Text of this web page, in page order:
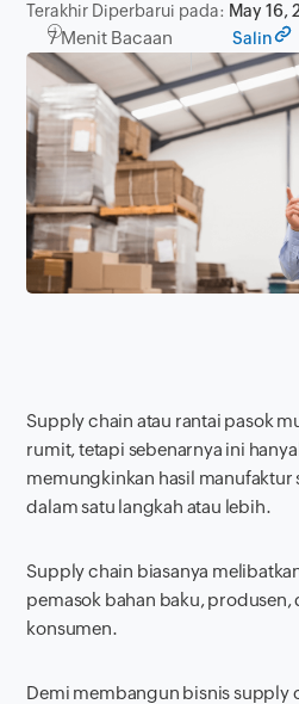
Terakhir Diperbarui pada: May 16,
7 Menit Bacaan Salin
Supply chain atau rantai pasok
rumit, tetapi sebenarnya ini
memungkinkan hasil manufaktur
dalam satu langkah atau lebih.
Supply chain biasanya
pemasok bahan baku,
konsumen.
Demi membangun bisnis supply